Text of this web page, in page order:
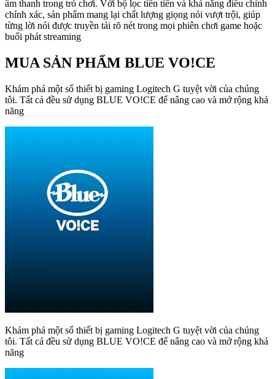
âm thanh trong trò chơi. Với bộ lọc tiên tiến và khả năng điều chỉnh
chính xác, sản phẩm mang lại chất lượng giọng nói vượt trội, giúp
từng lời nói được truyền tải rõ nét trong mọi phiên chơi game hoặc
buổi phát streaming
MUA SẢN PHẨM BLUE VO!CE
Khám phá một số thiết bị gaming Logitech G tuyệt vời của chúng
tôi. Tất cả đều sử dụng BLUE VO!CE để nâng cao và mở rộng khả
năng
Khám phá một số thiết bị gaming Logitech G tuyệt vời của chúng
tôi. Tất cả đều sử dụng BLUE VO!CE để nâng cao và mở rộng khả
năng